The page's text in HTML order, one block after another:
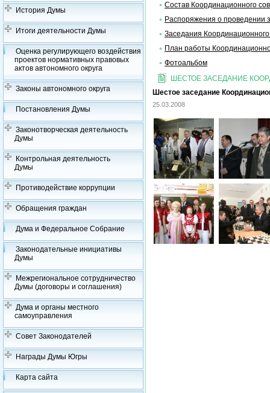
История Думы
Итоги деятельности Думы
Оценка регулирующего воздействия
проектов нормативных правовых
актов автономного округа
Законы автономного округа
Постановления Думы
Законотворческая деятельность
Думы
Контрольная деятельность
Думы
Противодействие коррупции
Обращения граждан
Дума и Федеральное Собрание
Законодательные инициативы
Думы
Межрегиональное сотрудничество
Думы (договоры и соглашения)
Дума и органы местного
самоуправления
Совет Законодателей
Награды Думы Югры
Карта сайта
Состав Координационного
Распоряжения о проведении
Заседания
План работы
Фотоальбом
ШЕСТОЕ ЗАСЕДАНИЕ
Шестое заседание
25.03.2008